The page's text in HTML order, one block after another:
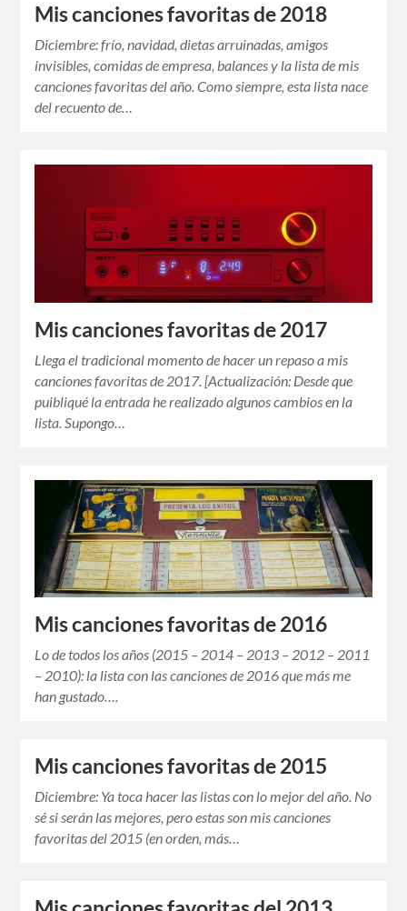
Mis canciones favoritas de 2018
Diciembre: frío, navidad, dietas arruinadas, amigos
invisibles, comidas de empresa, balances y la lista de mis
canciones favoritas del año. Como siempre, esta lista nace
del recuento de…
Mis canciones favoritas de 2017
Llega el tradicional momento de hacer un repaso a mis
canciones favoritas de 2017. [Actualización: Desde que
puibliqué la entrada he realizado algunos cambios en la
lista. Supongo…
Mis canciones favoritas de 2016
Lo de todos los años (2015 – 2014 – 2013 – 2012 – 2011
– 2010): la lista con las canciones de 2016 que más me
han gustado….
Mis canciones favoritas de 2015
Diciembre: Ya toca hacer las listas con lo mejor del año. No
sé si serán las mejores, pero estas son mis canciones
favoritas del 2015 (en orden, más…